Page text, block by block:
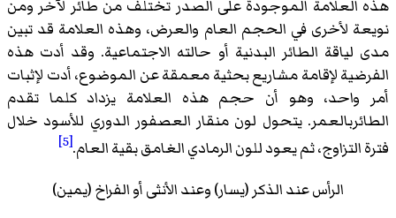
هذه العلامة الموجودة على الصدر تختلف من طائر لآخر ومن
نويعة لأخرى في الحجم العام والعرض، وهذه العلامة قد تبين
مدى لياقة الطائر البدنية أو حالته الاجتماعية. وقد أدت هذه
الفرضية لإقامة مشاريع بحثية معمقة عن الموضوع، أدت لإثبات
أمر واحد، وهو أن حجم هذه العلامة يزداد كلما تقدم
الطائربالعمر. يتحول لون منقار العصفور الدوري للأسود خلال
فترة التزاوج، ثم يعود للون الرمادي الغامق بقية العام.[5]
الرأس عند الذكر (يسار) وعند الأنثى أو الفراخ (يمين)